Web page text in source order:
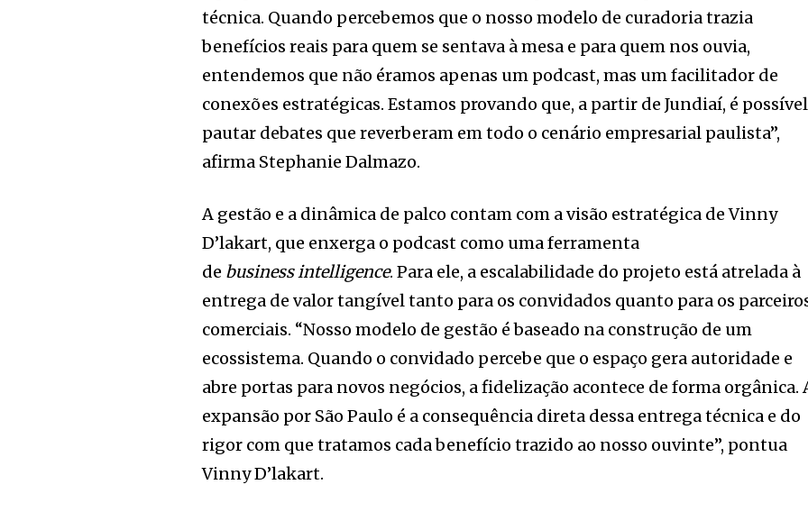
técnica. Quando percebemos que o nosso modelo de curadoria trazia
benefícios reais para quem se sentava à mesa e para quem nos ouvia,
entendemos que não éramos apenas um podcast, mas um facilitador de
conexões estratégicas. Estamos provando que, a partir de Jundiaí, é possível
pautar debates que reverberam em todo o cenário empresarial paulista”,
afirma Stephanie Dalmazo.
A gestão e a dinâmica de palco contam com a visão estratégica de Vinny
D’lakart, que enxerga o podcast como uma ferramenta
de businessintelligence. Para ele, a escalabilidade do projeto está atrelada à
entrega de valor tangível tanto para os convidados quanto para os
comerciais. “Nosso modelo de gestão é baseado na construção de um
ecossistema. Quando o convidado percebe que o espaço gera autoridade e
abre portas para novos negócios, a fidelização acontece de forma orgânica.
expansão por São Paulo é a consequência direta dessa entrega técnica e do
rigor com que tratamos cada benefício trazido ao nosso ouvinte”, pontua
Vinny D’lakart.